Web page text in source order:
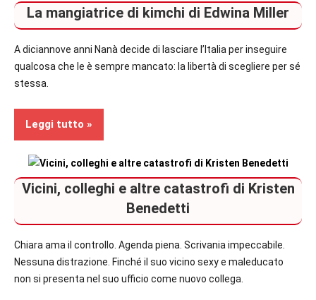
La mangiatrice di kimchi di Edwina Miller
A diciannove anni Nanà decide di lasciare l’Italia per inseguire
qualcosa che le è sempre mancato: la libertà di scegliere per sé
stessa.
Leggi tutto
Contemporary
Romance
Segnalazioni
Vicini, colleghi e altre catastrofi di Kristen
Benedetti
Chiara ama il controllo. Agenda piena. Scrivania impeccabile.
Nessuna distrazione. Finché il suo vicino sexy e maleducato
non si presenta nel suo ufficio come nuovo collega.